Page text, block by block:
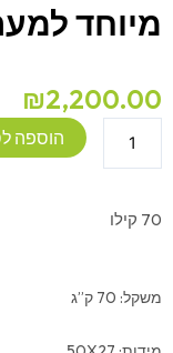
מיוחד
₪2,200.00
250A
למערכות
הוספה
70 קילו
משקל: 70 ק”ג